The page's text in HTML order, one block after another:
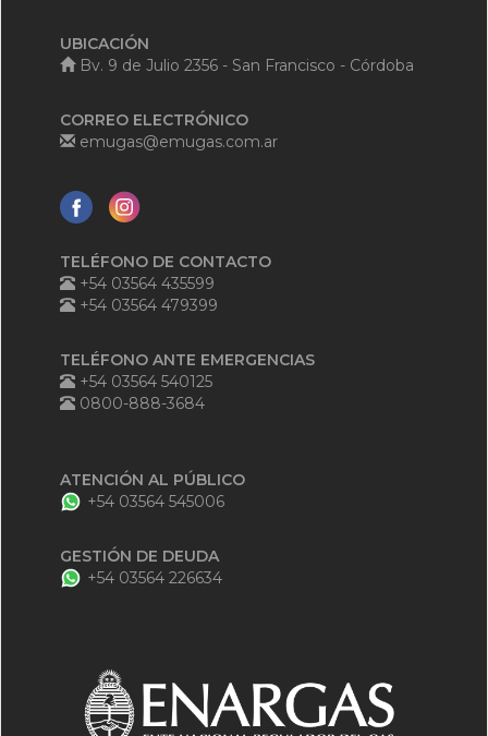
UBICACIÓN
Bv. 9 de Julio 2356 - San Francisco - Córdoba
CORREO ELECTRÓNICO
emugas@emugas.com.ar
TELÉFONO DE CONTACTO
+54 03564 435599
+54 03564 479399
TELÉFONO ANTE EMERGENCIAS
+54 03564 540125
0800-888-3684
ATENCIÓN AL PÚBLICO
+54 03564 545006
GESTIÓN DE DEUDA
+54 03564 226634